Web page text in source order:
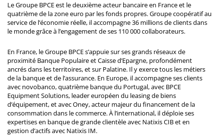
Le Groupe BPCE est le deuxième acteur bancaire en France et le
quatrième de la zone euro par les fonds propres. Groupe coopératif au
service de l’économie réelle, il accompagne 36 millions de clients dans
le monde grâce à l’engagement de ses 110 000 collaborateurs.
En France, le Groupe BPCE s’appuie sur ses grands réseaux de
proximité Banque Populaire et Caisse d’Epargne, profondément
ancrés dans les territoires, et sur Palatine. Il y exerce tous les métiers
de la banque et de l’assurance. En Europe, il accompagne ses clients
avec novobanco, quatrième banque du Portugal, avec BPCE
Equipment Solutions, leader européen du leasing de biens
d’équipement, et avec Oney, acteur majeur du financement de la
consommation dans le commerce. À l’international, il déploie ses
expertises en banque de grande clientèle avec Natixis CIB et en
gestion d’actifs avec Natixis IM.